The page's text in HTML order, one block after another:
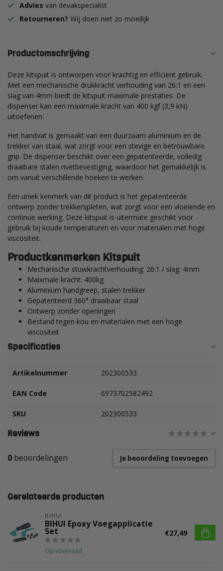
Advies van devakspecialist
Retourneren? Wij doen niet zo moeilijk
Productomschrijving
Deze kitspuit is ontworpen voor krachtig en efficiënt gebruik.
Met een mechanische drukkracht verhouding van 26:1 en een
slag van 4mm biedt de kitspuit maximale prestaties. De
dispenser kan een maximale kracht van 400 kgf (3,9 kN)
uitoefenen.
Het handvat is gemaakt van een duurzaam aluminium en de
trekker van staal, wat zorgt voor een stevige en betrouwbare
grip. De dispenser beschikt over een gepatenteerde, volledig
draaibare stalen rivetbevestiging, waardoor het gemakkelijk is
om vanuit verschillende hoeken te werken.
Een uniek kenmerk van dit product is het gepatenteerde
ontwerp zonder trekkerspleten, wat zorgt voor een vloeiende en
continue werking. Deze kitspuit is uitermate geschikt voor
gebruik bij koude temperaturen en voor materialen met hoge
viscositeit.
Productkenmerken Kitspuit
Mechanische stuwkrachtverhouding: 26:1 / slag: 4mm
Maixmale kracht: 400kg
Aluminium handgreep, stalen trekker
Gepatenteerd 360° draaibaar staal
Ontwerp zonder openingen
Bestand tegen kou en materialen met een hoge
viscositeit
Specificaties
Artikelnummer 202300533
EAN Code 6973702582492
SKU 202300533
Reviews
0 beoordelingen Je beoordeling toevoegen
Gerelateerde producten
BIHUI
BIHUI Epoxy Voegapplicatie
Set
Op voorraad
€27,49